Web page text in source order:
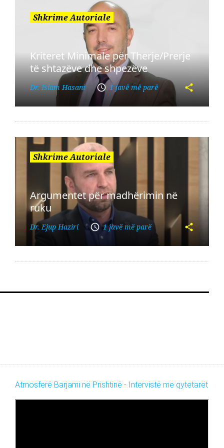
Shkrime Autoriale
Kriteret Minimale për Therje/Prerje
të shtazëve dhe shpezëve
Dr. Islam Hasani 1 javë më parë
Shkrime Autoriale
Argumentet për madhërimin në
ruku
Dr. Ejup Haziri 1 javë më parë
Atmosferë Barjami në Prishtinë - Intervistë me qytetarët